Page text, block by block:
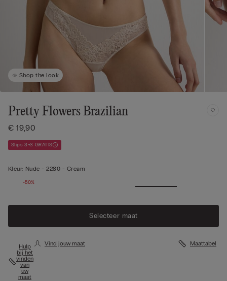
Shop the look
Pretty Flowers Brazilian
€ 19,90
Slips 3+3 GRATIS
Kleur: Nude -2280 - Cream
-50%
Selecteer maat
Hulp
bij het
vinden
van
uw
maat
Vind jouw maat Maattabel